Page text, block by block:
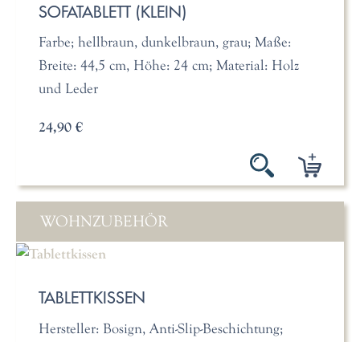
SOFATABLETT (KLEIN)
Farbe; hellbraun, dunkelbraun, grau; Maße:
Breite: 44,5 cm, Höhe: 24 cm; Material: Holz
und Leder
24,90 €
WOHNZUBEHÖR
TABLETTKISSEN
Hersteller: Bosign, Anti-Slip-Beschichtung;